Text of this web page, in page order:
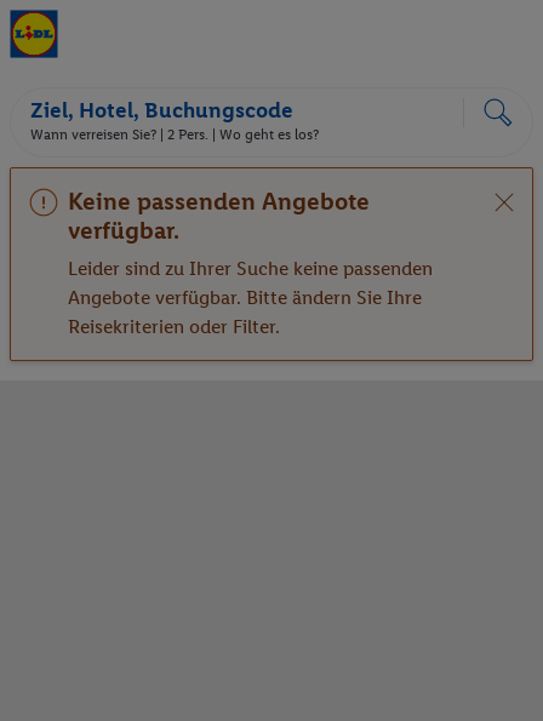
Ziel, Hotel, Buchungscode
Wann verreisen Sie? | 2 Pers. | Wo geht es los?
Keine passenden Angebote
verfügbar.
Leider sind zu Ihrer Suche keine passenden
Angebote verfügbar. Bitte ändern Sie Ihre
Reisekriterien oder Filter.